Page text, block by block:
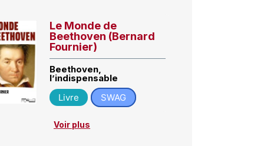
Le Monde de
Beethoven (Bernard
Fournier)
Beethoven,
l’indispensable
Livre
SWAG
Voir plus